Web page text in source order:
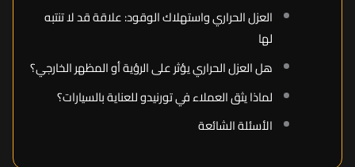
العزل الحراري واستهلاك الوقود: علاقة قد لا تنتبه
لها
هل العزل الحراري يؤثر على الرؤية أو المظهر الخارجي؟
لماذا يثق العملاء في تورنيدو للعناية بالسيارات؟
الأسئلة الشائعة